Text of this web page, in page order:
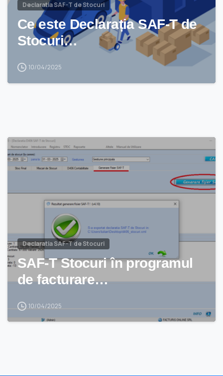
Declaratia SAF-T de Stocuri
Ce este Declarația SAF-T de
Stocuri…
10/04/2025
Declaratia SAF-T de Stocuri
SAF-T Stocuri în programul
de facturare…
10/04/2025